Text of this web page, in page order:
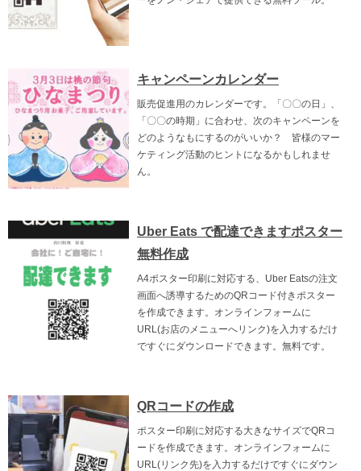
キャンペーンカレンダー
販売促進用のカレンダーです。「〇〇の日」、
「〇〇の時期」に合わせ、次のキャンペーンを
どのようなもにするのがいいか？ 皆様のマー
ケティング活動のヒントになるかもしれませ
ん。
Uber Eats で配達できますポスター
無料作成
A4ポスター印刷に対応する、Uber Eatsの注文
画面へ誘導するためのQRコード付きポスター
を作成できます。オンラインフォームに
URL(お店のメニューへリンク)を入力するだけ
ですぐにダウンロードできます。無料です。
QRコードの作成
ポスター印刷に対応する大きなサイズでQRコ
ードを作成できます。オンラインフォームに
URL(リンク先)を入力するだけですぐにダウン